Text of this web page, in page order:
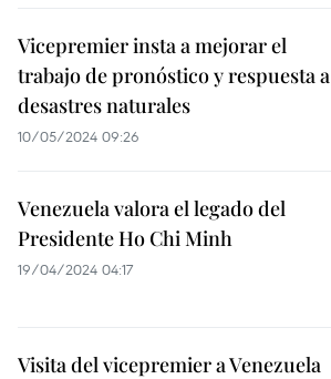
Vicepremier insta a mejorar el
trabajo de pronóstico y respuesta a
desastres naturales
10/05/2024 09:26
Venezuela valora el legado del
Presidente Ho Chi Minh
19/04/2024 04:17
Visita del vicepremier a Venezuela